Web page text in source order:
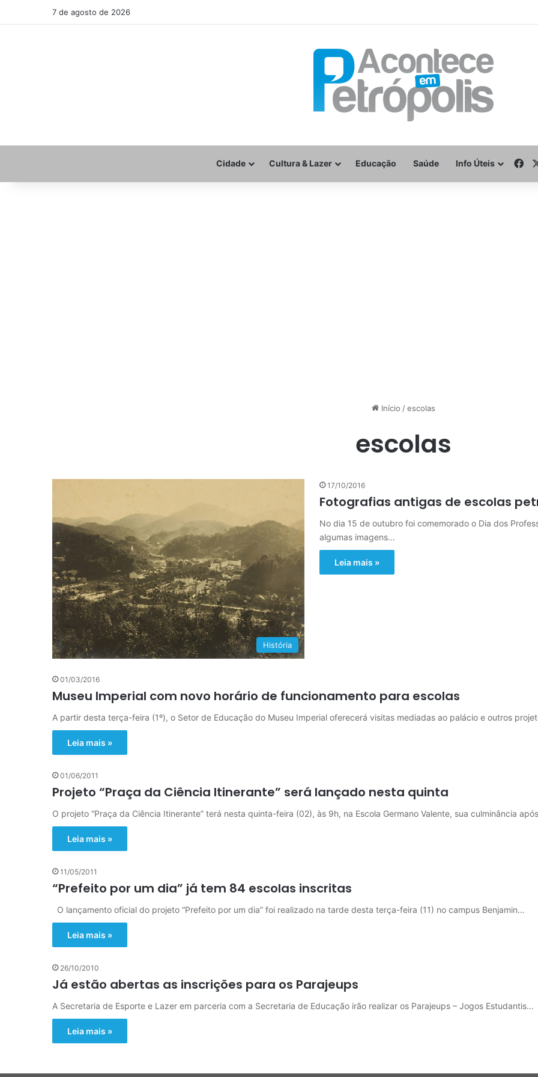
7 de agosto de 2026
Cidade Cultura & Lazer Educação Saúde Info Úteis
Início /escolas
escolas
História
17/10/2016
Fotografias antigas de escolas
No dia 15 de outubro foi comemorado o Dia dos
algumas imagens…
Leia mais »
01/03/2016
Museu Imperial com novo horário de funcionamento para escolas
A partir desta terça-feira (1º), o Setor de Educação do Museu Imperial oferecerá visitas mediadas ao palácio e outros
Leia mais »
01/06/2011
Projeto “Praça da Ciência Itinerante” será lançado nesta quinta
O projeto “Praça da Ciência Itinerante” terá nesta quinta-feira (02), às 9h, na Escola Germano Valente, sua culminância
Leia mais »
11/05/2011
“Prefeito por um dia” já tem 84 escolas inscritas
O lançamento oficial do projeto “Prefeito por um dia” foi realizado na tarde desta terça-feira (11) no campus Benjamin…
Leia mais »
26/10/2010
Já estão abertas as inscrições para os Parajeups
A Secretaria de Esporte e Lazer em parceria com a Secretaria de Educação irão realizar os Parajeups – Jogos Estudantis…
Leia mais »